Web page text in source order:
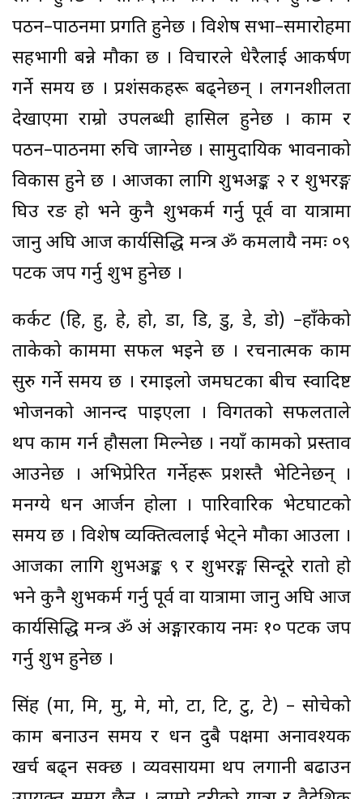
पठन–पाठनमा प्रगति हुनेछ । विशेष सभा–समारोहमा
सहभागी बन्ने मौका छ । विचारले धेरैलाई आकर्षण
गर्ने समय छ । प्रशंसकहरू बढ्नेछन् । लगनशीलता
देखाएमा राम्रो उपलब्धी हासिल हुनेछ । काम र
पठन–पाठनमा रुचि जाग्नेछ । सामुदायिक भावनाको
विकास हुने छ । आजका लागि शुभअङ्क २ र शुभरङ्ग
घिउ रङ हो भने कुनै शुभकर्म गर्नु पूर्व वा यात्रामा
जानु अघि आज कार्यसिद्धि मन्त्र ॐ कमलायै नमः ०९
पटक जप गर्नु शुभ हुनेछ ।
कर्कट (हि, हु, हे, हो, डा, डि, डु, डे, डो) –हाँकेको
ताकेको काममा सफल भइने छ । रचनात्मक काम
सुरु गर्ने समय छ । रमाइलो जमघटका बीच स्वादिष्ट
भोजनको आनन्द पाइएला । विगतको सफलताले
थप काम गर्न हौसला मिल्नेछ । नयाँ कामको प्रस्ताव
आउनेछ । अभिप्रेरित गर्नेहरू प्रशस्तै भेटिनेछन् ।
मनग्ये धन आर्जन होला । पारिवारिक भेटघाटको
समय छ । विशेष व्यक्तित्वलाई भेट्ने मौका आउला ।
आजका लागि शुभअङ्क ९ र शुभरङ्ग सिन्दूरे रातो हो
भने कुनै शुभकर्म गर्नु पूर्व वा यात्रामा जानु अघि आज
कार्यसिद्धि मन्त्र ॐ अं अङ्गारकाय नमः १० पटक जप
गर्नु शुभ हुनेछ ।
सिंह (मा, मि, मु, मे, मो, टा, टि, टु, टे) – सोचेको
काम बनाउन समय र धन दुबै पक्षमा अनावश्यक
खर्च बढ्न सक्छ । व्यवसायमा थप लगानी बढाउन